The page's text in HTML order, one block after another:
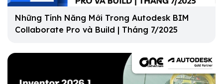
Những Tính Năng Mới Trong Autodesk BIM
Collaborate Pro và Build | Tháng 7/2025